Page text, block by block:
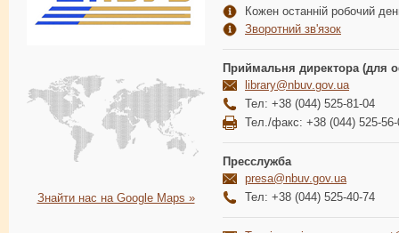
Знайти нас на Google Maps »
Кожен останній робочий
Зворотний зв'язок
Приймальня директора (для
library@nbuv.gov.ua
Тел: +38 (044) 525-81-04
Тел./факс: +38 (044) 525-56-
Пресслужба
presa@nbuv.gov.ua
Тел: +38 (044) 525-40-74